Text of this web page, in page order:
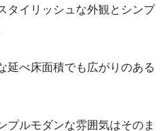
タイリッシュな外観とシンプ
延べ床面積でも広がりのある
プルモダンな雰囲気はそのま